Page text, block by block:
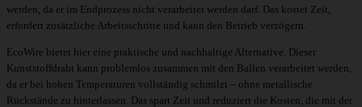
werden, da er im Endprozess nicht verarbeitet werden darf. Das kostet Zeit,
erfordert zusätzliche Arbeitsschritte und kann den Betrieb verzögern.
EcoWire bietet hier eine praktische und nachhaltige Alternative. Dieser
Kunststoffdraht kann problemlos zusammen mit den Ballen verarbeitet werden,
da er bei hohen Temperaturen vollständig schmilzt – ohne metallische
Rückstände zu hinterlassen. Das spart Zeit und reduziert die Kosten, die mit der